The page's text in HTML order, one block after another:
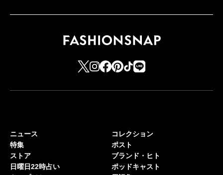
ニュース
特集
ストア
日曜日22時占い
コレクション
ポスト
ブランド・ヒト
ポッドキャスト